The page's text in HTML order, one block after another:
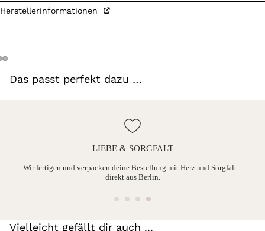
Herstellerinformationen
Das passt perfekt dazu …
LIEBE & SORGFALT
Wir fertigen und verpacken deine Bestellung mit Herz und Sorgfalt –
direkt aus Berlin.
Vielleicht gefällt dir auch ...